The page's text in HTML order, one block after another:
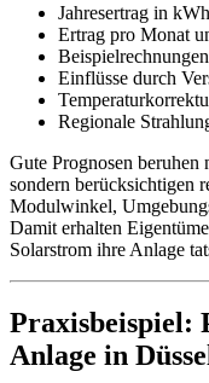
Jahresertrag in kWh
Ertrag pro Monat
Einflüsse durch
Regionale
Gute Prognosen
sondern berücksichtigen
Modulwinkel,
Damit erhalten
Solarstrom ihre Anlage
Praxisbeispiel:
Anlage in